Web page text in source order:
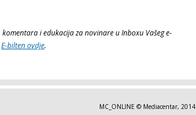
i edukacija za novinare u Inboxu Vašeg e-
E-bilten ovdje.
MC_ONLINE © Mediacentar, 2014